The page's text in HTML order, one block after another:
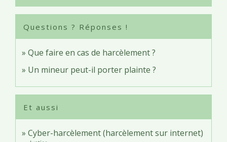
Questions ? Réponses !
Que faire en cas de harcèlement ?
Un mineur peut-il porter plainte ?
Et aussi
Cyber-harcèlement (harcèlement sur internet)